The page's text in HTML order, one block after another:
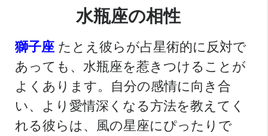
水瓶座の相性
獅子座 たとえ彼らが占星術的に反対で
あっても、水瓶座を惹きつけることが
よくあります。自分の感情に向き合
い、より愛情深くなる方法を教えてく
れる彼らは、風の星座にぴったりで